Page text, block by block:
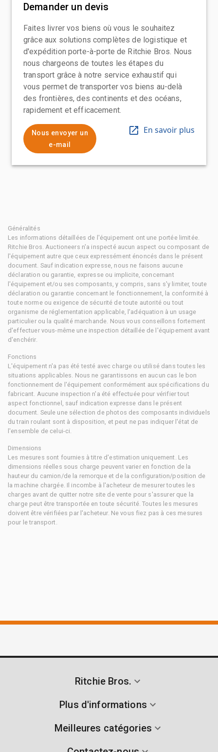
Demander un devis
Faites livrer vos biens où vous le souhaitez
grâce aux solutions complètes de logistique et
d'expédition porte-à-porte de Ritchie Bros. Nous
nous chargeons de toutes les étapes du
transport grâce à notre service exhaustif qui
vous permet de transporter vos biens au-delà
des frontières, des continents et des océans,
rapidement et efficacement.
Nous envoyer un
e-mail
En savoir plus
Généralités
Les informations détaillées de l'équipement ont une portée limitée.
Ritchie Bros. Auctioneers n'a inspecté aucun aspect ou composant de
l'équipement autre que ceux expressément énoncés dans le présent
document. Sauf indication expresse, nous ne faisons aucune
déclaration ou garantie, expresse ou implicite, concernant
l'équipement et/ou ses composants, y compris, sans s'y limiter, toute
déclaration ou garantie concernant le fonctionnement, la conformité à
toute norme ou exigence de sécurité de toute autorité ou tout
organisme de réglementation applicable, l'adéquation à un usage
particulier ou la qualité marchande. Nous vous conseillons fortement
d'effectuer vous-même une inspection détaillée de l'équipement avant
d'enchérir.
Fonctions
L'équipement n'a pas été testé avec charge ou utilisé dans toutes les
situations applicables. Nous ne garantissons en aucun cas le bon
fonctionnement de l'équipement conformément aux spécifications du
fabricant. Aucune inspection n'a été effectuée pour vérifier tout
aspect fonctionnel, sauf indication expresse dans le présent
document. Seule une sélection de photos des composants individuels
du train roulant sont à disposition, et peut ne pas indiquer l'état de
l'ensemble de celui-ci.
Dimensions
Les mesures sont fournies à titre d'estimation uniquement. Les
dimensions réelles sous charge peuvent varier en fonction de la
hauteur du camion/de la remorque et de la configuration/position de
la machine chargée. Il incombe à l'acheteur de mesurer toutes les
charges avant de quitter notre site de vente pour s'assurer que la
charge peut être transportée en toute sécurité. Toutes les mesures
doivent être vérifiées par l'acheteur. Ne vous fiez pas à ces mesures
pour le transport.
Ritchie Bros.
Plus d'informations
Meilleures catégories